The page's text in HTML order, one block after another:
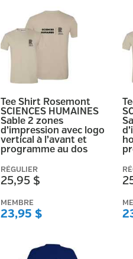
Tee Shirt Rosemont
SCIENCES HUMAINES
Sable 2 zones
d’impression avec logo
vertical à l’avant et
programme au dos
RÉGULIER
25,95 $
MEMBRE
23,95 $